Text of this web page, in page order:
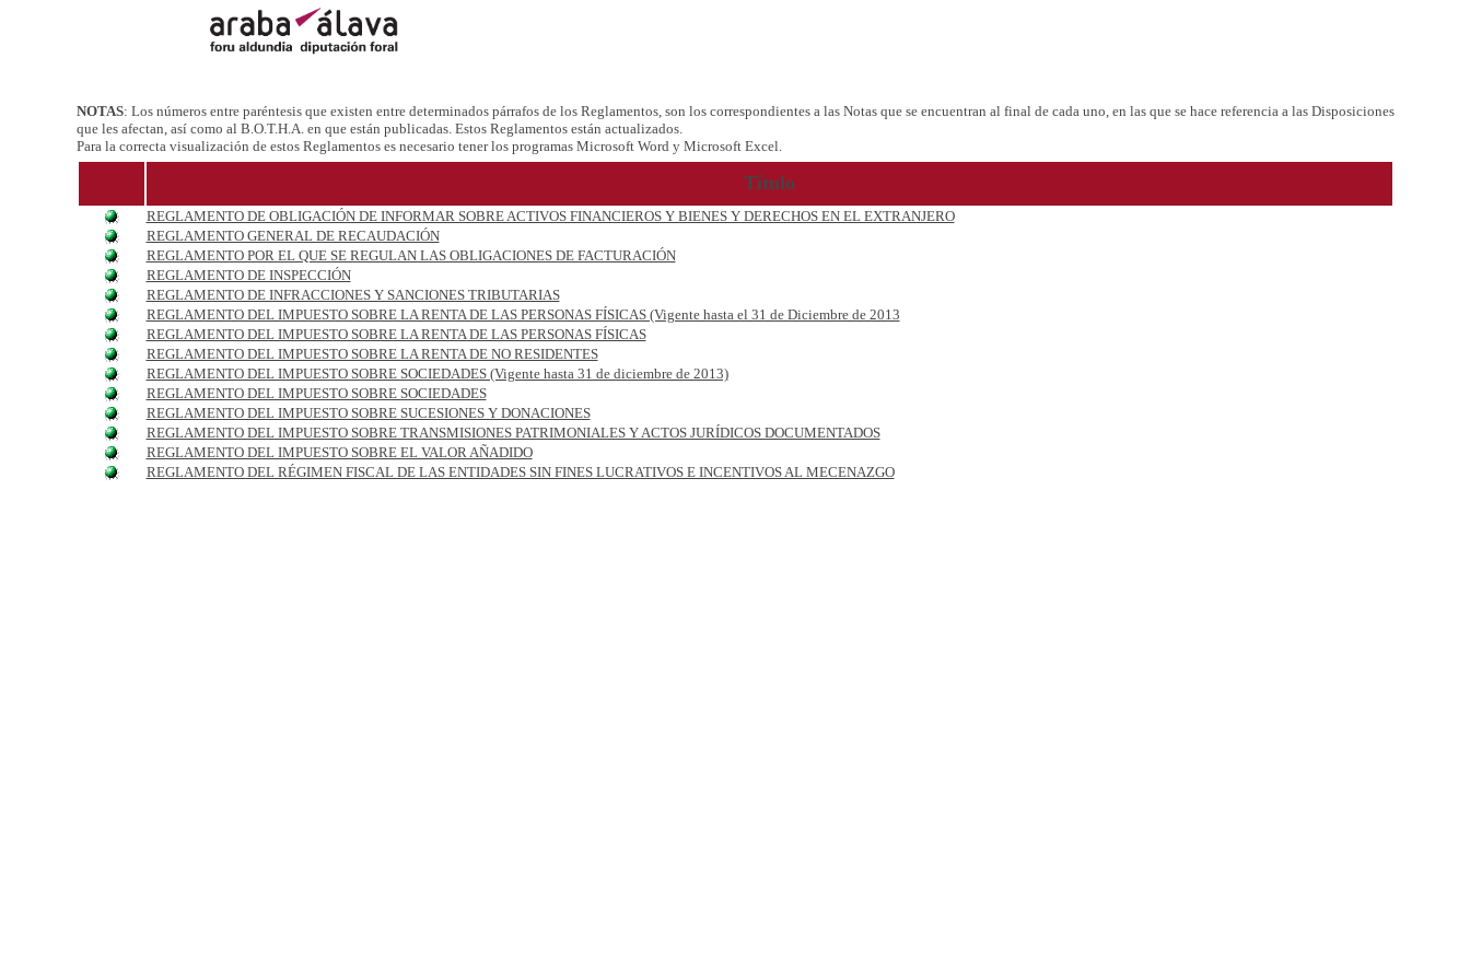
NOTAS: Los números entre paréntesis que existen entre determinados párrafos de los Reglamentos, son los correspondientes a las Notas que se encuentran al final de cada uno, en las que se hace referencia a las Disposiciones
que les afectan, así como al B.O.T.H.A. en que están publicadas. Estos Reglamentos están actualizados.
Para la correcta visualización de estos Reglamentos es necesario tener los programas Microsoft Word y Microsoft Excel.
Título
REGLAMENTO DE OBLIGACIÓN DE INFORMAR SOBRE ACTIVOS FINANCIEROS Y BIENES Y DERECHOS EN EL EXTRANJERO
REGLAMENTO GENERAL DE RECAUDACIÓN
REGLAMENTO POR EL QUE SE REGULAN LAS OBLIGACIONES DE FACTURACIÓN
REGLAMENTO DE INSPECCIÓN
REGLAMENTO DE INFRACCIONES Y SANCIONES TRIBUTARIAS
REGLAMENTO DEL IMPUESTO SOBRE LA RENTA DE LAS PERSONAS FÍSICAS (Vigente hasta el 31 de Diciembre de 2013
REGLAMENTO DEL IMPUESTO SOBRE LA RENTA DE LAS PERSONAS FÍSICAS
REGLAMENTO DEL IMPUESTO SOBRE LA RENTA DE NO RESIDENTES
REGLAMENTO DEL IMPUESTO SOBRE SOCIEDADES (Vigente hasta 31 de diciembre de 2013)
REGLAMENTO DEL IMPUESTO SOBRE SOCIEDADES
REGLAMENTO DEL IMPUESTO SOBRE SUCESIONES Y DONACIONES
REGLAMENTO DEL IMPUESTO SOBRE TRANSMISIONES PATRIMONIALES Y ACTOS JURÍDICOS DOCUMENTADOS
REGLAMENTO DEL IMPUESTO SOBRE EL VALOR AÑADIDO
REGLAMENTO DEL RÉGIMEN FISCAL DE LAS ENTIDADES SIN FINES LUCRATIVOS E INCENTIVOS AL MECENAZGO